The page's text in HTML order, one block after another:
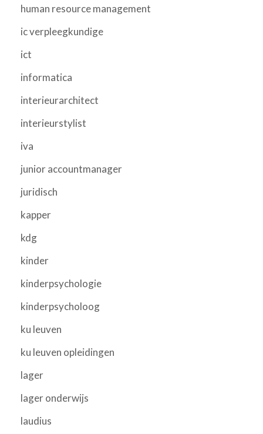
human resource management
ic verpleegkundige
ict
informatica
interieurarchitect
interieurstylist
iva
junior accountmanager
juridisch
kapper
kdg
kinder
kinderpsychologie
kinderpsycholoog
ku leuven
ku leuven opleidingen
lager
lager onderwijs
laudius